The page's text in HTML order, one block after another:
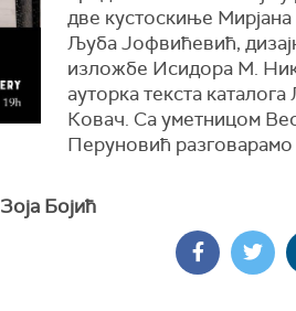
две кустоскиње
Љуба Јофвићевић,
изложбе Исидора М.
ауторка текста
Ковач. Са уметницом
Перуновић
Зоја Бојић